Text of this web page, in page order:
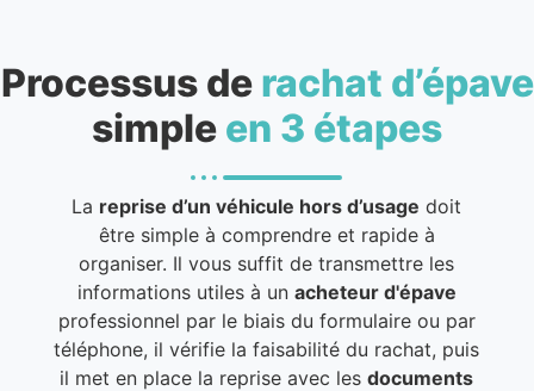
Processus de rachat d’épave
simple en 3 étapes
La reprise d’un véhicule hors d’usage doit
être simple à comprendre et rapide à
organiser. Il vous suffit de transmettre les
informations utiles à un acheteur d'épave
professionnel par le biais du formulaire ou par
téléphone, il vérifie la faisabilité du rachat, puis
il met en place la reprise avec lesdocuments